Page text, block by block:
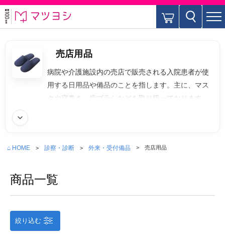
売店用品
病院や介護施設内の売店で販売される入院患者が使
用する日用品や備品のことを指します。主に、マス
クや寝巻き、歯ブラシなどを取り扱っております。
続きを読む
⌂ HOME 診察・診断 外来・受付備品 売店用品
商品一覧
絞り込む